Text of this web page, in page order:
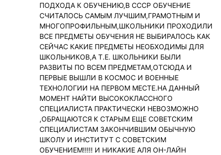
ПОДХОДА К ОБУЧЕНИЮ,В СССР ОБУЧЕНИЕ
СЧИТАЛОСЬ САМЫМ ЛУЧШИМ,ГРАМОТНЫМ И
МНОГОПРОФИЛЬНЫМ,ШКОЛЬНИКИ ПРОХОДИЛИ
ВСЕ ПРЕДМЕТЫ ОБУЧЕНИЯ НЕ ВЫБИРАЛОСЬ КАК
СЕЙЧАС КАКИЕ ПРЕДМЕТЫ НЕОБХОДИМЫ ДЛЯ
ШКОЛЬНИКОВ,А Т.Е. ШКОЛЬНИКИ БЫЛИ
РАЗВИТЫ ПО ВСЕМ ПРЕДМЕТАМ,ОТСЮДА И
ПЕРВЫЕ ВЫШЛИ В КОСМОС И ВОЕННЫЕ
ТЕХНОЛОГИИ НА ПЕРВОМ МЕСТЕ.НА ДАННЫЙ
МОМЕНТ НАЙТИ ВЫСОКОКЛАССНОГО
СПЕЦИАЛИСТА ПРАКТИЧЕСКИ НЕВОЗМОЖНО
,ОБРАЩАЮТСЯ К СТАРЫМ ЕЩЕ СОВЕТСКИМ
СПЕЦИАЛИСТАМ ЗАКОНЧИВШИМ ОБЫЧНУЮ
ШКОЛУ И ИНСТИТУТ С СОВЕТСКИМ
ОБУЧЕНИЕМ!!!!! И НИКАКИЕ АЛЯ ОН-ЛАЙН